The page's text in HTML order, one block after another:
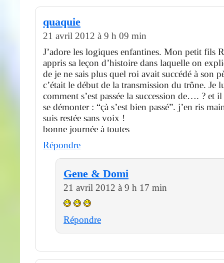
quaquie
21 avril 2012 à 9 h 09 min
J’adore les logiques enfantines. Mon petit fils
appris sa leçon d’histoire dans laquelle on
de je ne sais plus quel roi avait succédé à son
c’était le début de la transmission du trône. Je
comment s’est passée la succession de…. ? et
se démonter : “çà s’est bien passé”. j’en ris
suis restée sans voix !
bonne journée à toutes
Répondre
Gene & Domi
21 avril 2012 à 9 h 17 min
Répondre